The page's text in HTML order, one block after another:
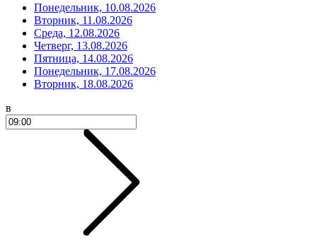
Понедельник, 10.08.2026
Вторник, 11.08.2026
Среда, 12.08.2026
Четверг, 13.08.2026
Пятница, 14.08.2026
Понедельник, 17.08.2026
Вторник, 18.08.2026
в